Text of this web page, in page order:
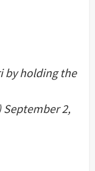
by holding the
September 2,